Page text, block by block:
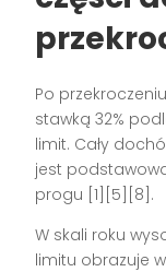
Po
stawką 32%
limit. Cały
jest
progu [1][5][8].
W skali roku
limitu obrazuje